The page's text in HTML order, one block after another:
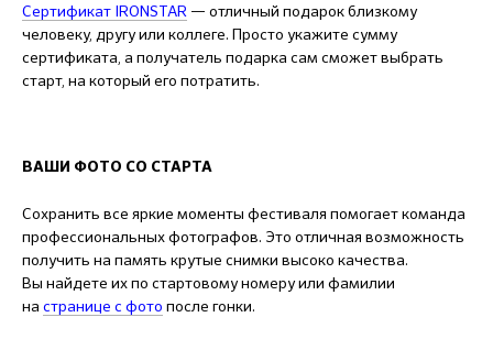
Сертификат IRONSTAR — отличный подарок близкому
человеку, другу или коллеге. Просто укажите сумму
сертификата, а получатель подарка сам сможет выбрать
старт, на который его потратить.
ВАШИ ФОТО СО СТАРТА
Сохранить все яркие моменты фестиваля помогает команда
профессиональных фотографов. Это отличная возможность
получить на память крутые снимки высоко качества.
Вы найдете их по стартовому номеру или фамилии
на странице с фото после гонки.